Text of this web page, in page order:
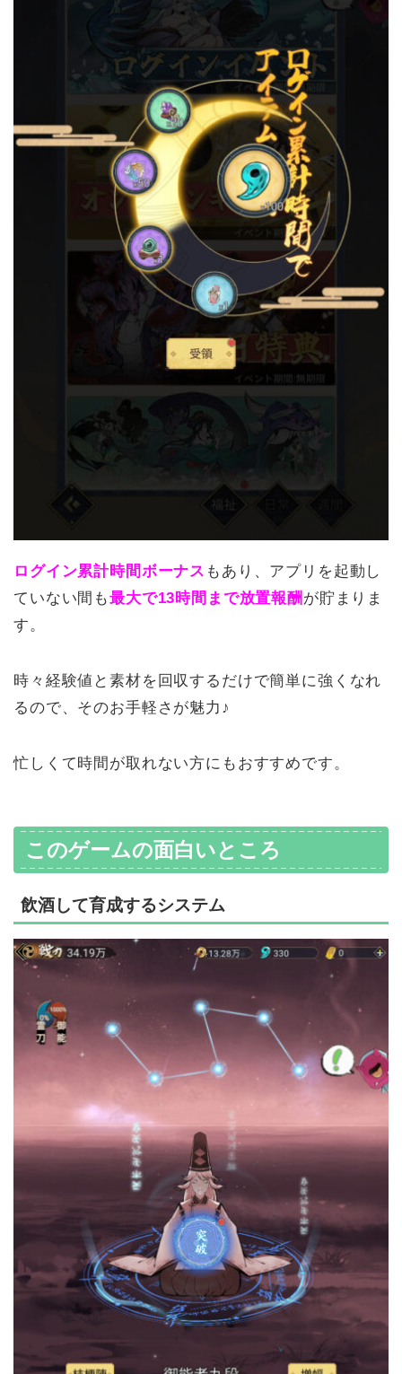
ログイン累計時間ボーナス もあり、アプリを起動し
ていない間も最大で13時間まで放置報酬 が貯まりま
す。
時々経験値と素材を回収するだけで簡単に強くなれ
るので、そのお手軽さが魅力♪
忙しくて時間が取れない方にもおすすめです。
このゲームの面白いところ
飲酒して育成するシステム